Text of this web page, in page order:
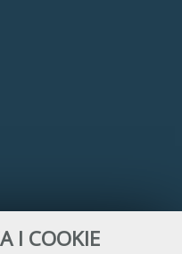
I COOKIE